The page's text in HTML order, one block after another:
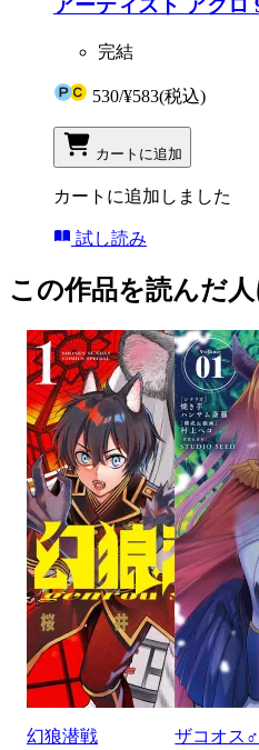
アーティスト アクロ
完結
530/¥583(税込)
カートに追加
カートに追加しました
試し読み
この作品を読んだ
幻狼潜戦 ザコオス♂